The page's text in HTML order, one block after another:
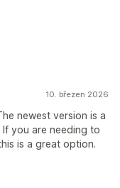
10. březen 2026
newest version is a
you are needing to
is a great option.